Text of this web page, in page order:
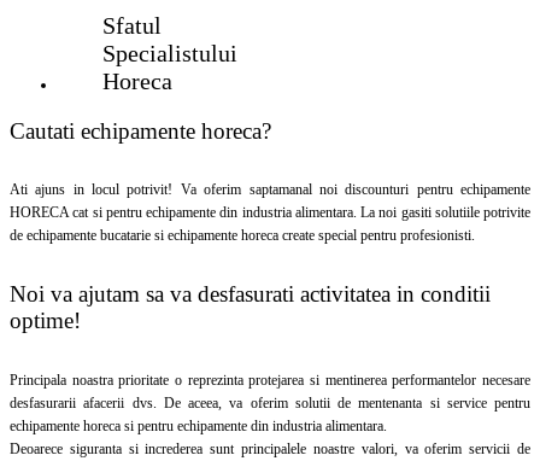
Sfatul
Specialistului
Horeca
Cautati echipamente horeca?
Ati ajuns in locul potrivit! Va oferim saptamanal noi discounturi pentru echipamente
HORECA cat si pentru echipamente din industria alimentara. La noi gasiti solutiile potrivite
de echipamente bucatarie si echipamente horeca create special pentru profesionisti.
Noi va ajutam sa va desfasurati activitatea in conditii
optime!
Principala noastra prioritate o reprezinta protejarea si mentinerea performantelor necesare
desfasurarii afacerii dvs. De aceea, va oferim solutii de mentenanta si service pentru
echipamente horeca si pentru echipamente din industria alimentara.
Deoarece siguranta si increderea sunt principalele noastre valori, va oferim servicii de